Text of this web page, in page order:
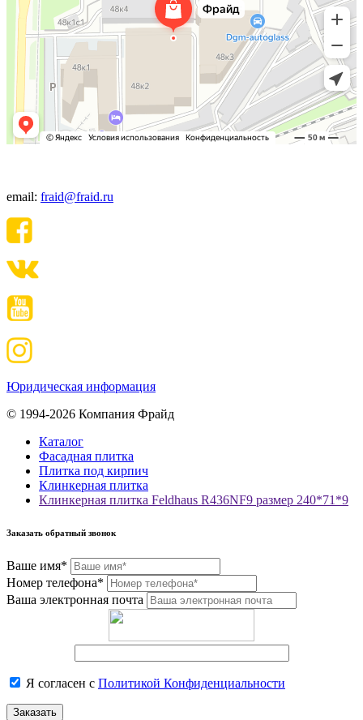
email: fraid@fraid.ru
Юридическая информация
© 1994-2026 Компания Фрайд
Каталог
Фасадная плитка
Плитка под кирпич
Клинкерная плитка
Клинкерная плитка Feldhaus R436NF9 размер 240*71*9
Заказать обратный звонок
Ваше имя*
Номер телефона*
Ваша электронная почта
Я согласен с Политикой Конфиденциальности
Заказать